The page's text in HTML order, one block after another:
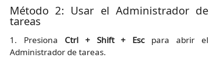
Método 2: Usar el Administrador de
tareas
1. Presiona Ctrl + Shift + Escpara abrir el
Administrador de tareas.